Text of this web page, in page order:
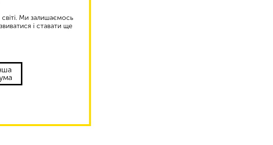
Ми залишаємось
і ставати ще